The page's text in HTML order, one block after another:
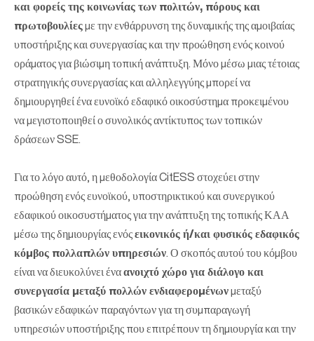
και φορείς της κοινωνίας των πολιτών, πόρους και
πρωτοβουλίεςμε την ενθάρρυνση της δυναμικής της αμοιβαίας
υποστήριξης και συνεργασίας και την προώθηση ενός κοινού
οράματος για βιώσιμη τοπική ανάπτυξη. Μόνο μέσω μιας τέτοιας
στρατηγικής συνεργασίας και αλληλεγγύης μπορεί να
δημιουργηθεί ένα ευνοϊκό εδαφικό οικοσύστημα προκειμένου
να μεγιστοποιηθεί ο συνολικός αντίκτυπος των τοπικών
δράσεων SSE.
Για το λόγο αυτό, η μεθοδολογία CitESS στοχεύει στην
προώθηση ενός ευνοϊκού, υποστηρικτικού και συνεργικού
εδαφικού οικοσυστήματος για την ανάπτυξη της τοπικής ΚΑΑ
μέσω της δημιουργίας ενόςεικονικός ή/και φυσικός εδαφικός
κόμβος πολλαπλών υπηρεσιών . Ο σκοπός αυτού του κόμβου
είναι να διευκολύνει έναανοιχτό χώρο για διάλογο και
συνεργασία μεταξύ πολλών ενδιαφερομένωνμεταξύ
βασικών εδαφικών παραγόντων για τη συμπαραγωγή
υπηρεσιών υποστήριξης που επιτρέπουν τη δημιουργία και την